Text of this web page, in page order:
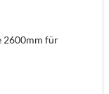
2600mm für